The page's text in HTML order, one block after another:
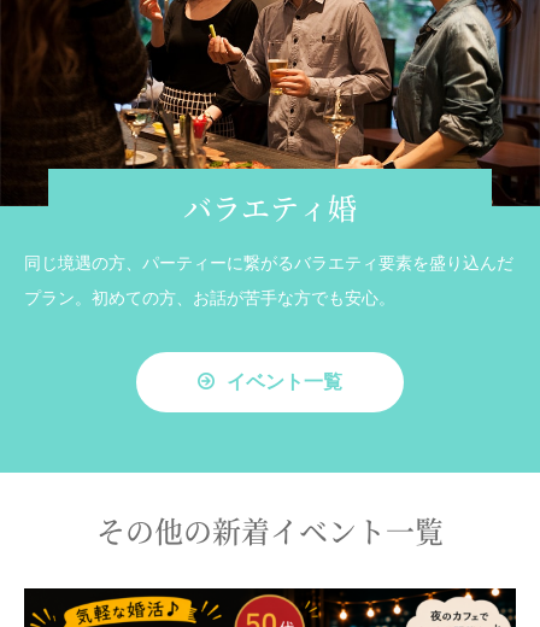
バラエティ婚
同じ境遇の方、パーティーに繋がるバラエティ要素を盛り込んだ
プラン。初めての方、お話が苦手な方でも安心。
イベント一覧
その他の新着イベント一覧